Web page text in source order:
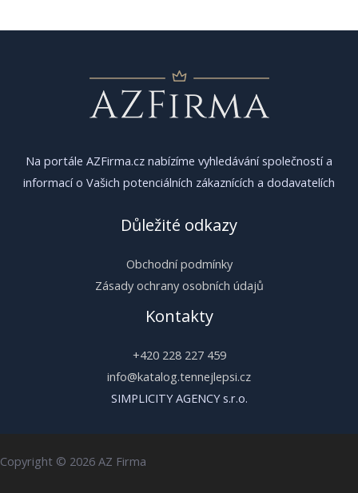
Na portále AZFirma.cz nabízíme vyhledávání společností a
informací o Vašich potenciálních zákaznících a dodavatelích
Důležité odkazy
Obchodní podmínky
Zásady ochrany osobních údajů
Kontakty
+420 228 227 459
info@katalog.tennejlepsi.cz
SIMPLICITY AGENCY s.r.o.
Copyright © 2026 AZ Firma